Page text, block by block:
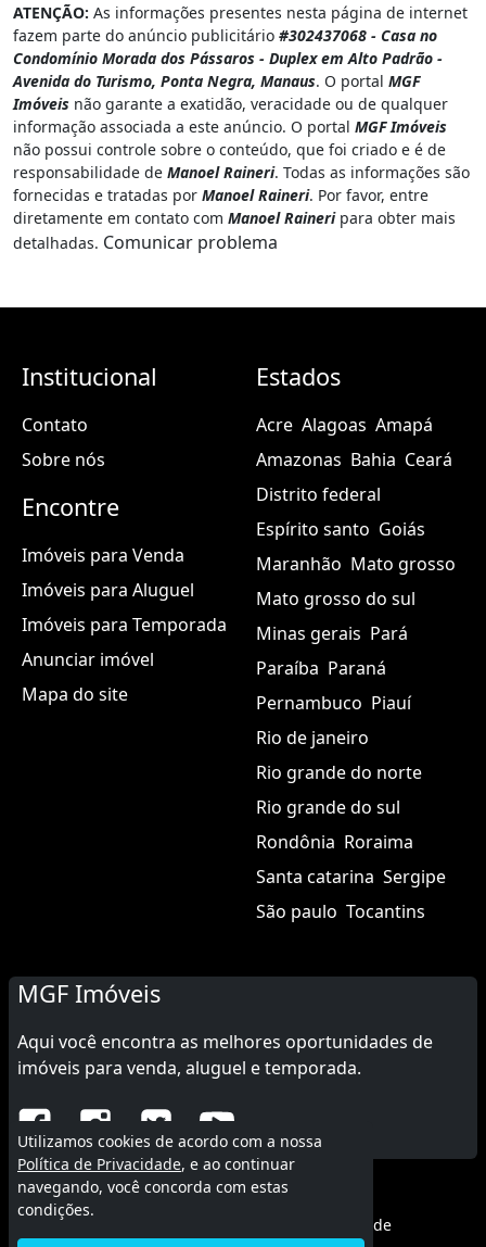
ATENÇÃO: As informações presentes nesta página de internet
fazem parte do anúncio publicitário #302437068 - Casa no
Condomínio Morada dos Pássaros - Duplex em Alto Padrão -
Avenida do Turismo, Ponta Negra, Manaus. O portal MGF
Imóveis não garante a exatidão, veracidade ou de qualquer
informação associada a este anúncio. O portal MGF Imóveis
não possui controle sobre o conteúdo, que foi criado e é de
responsabilidade de Manoel Raineri. Todas as informações são
fornecidas e tratadas por Manoel Raineri. Por favor, entre
diretamente em contato com Manoel Raineripara obter mais
detalhadas. Comunicar problema
Institucional
Contato
Sobre nós
Encontre
Imóveis para Venda
Imóveis para Aluguel
Imóveis para Temporada
Anunciar imóvel
Mapa do site
Estados
Acre Alagoas Amapá
Amazonas Bahia Ceará
Distrito federal
Espírito santo Goiás
Maranhão Mato grosso
Mato grosso do sul
Minas gerais Pará
Paraíba Paraná
Pernambuco Piauí
Rio de janeiro
Rio grande do norte
Rio grande do sul
Rondônia Roraima
Santa catarina Sergipe
São paulo Tocantins
MGF Imóveis
Aqui você encontra as melhores oportunidades de
imóveis para venda, aluguel e temporada.
© 2015 - 2026 MGF Imóveis.
Política de privacidade
Utilizamos cookies de acordo com a nossa
Política de Privacidade, e ao continuar
navegando, você concorda com estas
condições.